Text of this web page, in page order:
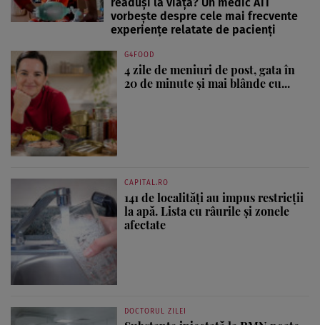
vorbește despre cele mai frecvente
experiențe relatate de pacienți
G4FOOD
4 zile de meniuri de post, gata în
20 de minute și mai blânde cu...
CAPITAL.RO
141 de localități au impus restricții
la apă. Lista cu râurile și zonele
afectate
DOCTORUL ZILEI